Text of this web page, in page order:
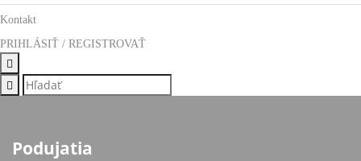
Kontakt
PRIHLÁSIŤ / REGISTROVAŤ
Podujatia